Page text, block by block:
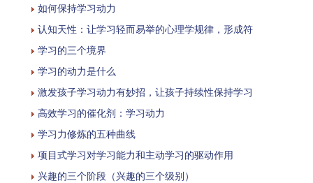
如何保持学习动力
认知天性：让学习轻而易举的心理学规律，形成符
学习的三个境界
学习的动力是什么
激发孩子学习动力有妙招，让孩子持续性保持学习
高效学习的催化剂：学习动力
学习力修炼的五种曲线
项目式学习对学习能力和主动学习的驱动作用
兴趣的三个阶段（兴趣的三个级别）